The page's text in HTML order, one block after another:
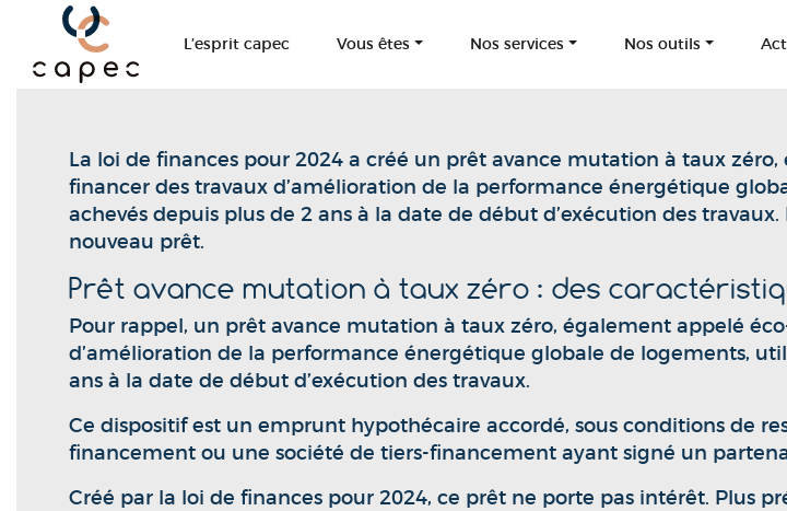
Panneau de gestion des cookies
L’esprit capec Vous êtes Nos services Nos outils
La loi de finances pour 2024 a créé un prêt avance mutation à taux
financer des travaux d’amélioration de la performance énergétique
achevés depuis plus de 2 ans à la date de début d’exécution des
nouveau prêt.
Prêt avance mutation à taux zéro : des
Pour rappel, un prêt avance mutation à taux zéro, également appelé
d’amélioration de la performance énergétique globale de logements,
ans à la date de début d’exécution des travaux.
Ce dispositif est un emprunt hypothécaire accordé, sous conditions de
financement ou une société de tiers-financement ayant signé un
Créé par la loi de finances pour 2024, ce prêt ne porte pas intérêt. Plus